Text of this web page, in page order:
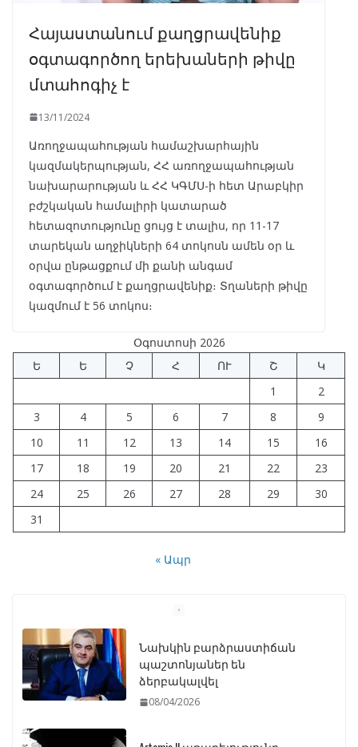
Հայաստանում քաղցրավենիք
օգտագործող երեխաների թիվը
մտահոգիչ է
13/11/2024
Առողջապահության համաշխարհային
կազմակերպության, ՀՀ առողջապահության
նախարարության և ՀՀ ԿԳՄՍ-ի հետ Արաբկիր
բժշկական համալիրի կատարած
հետազոտությունը ցույց է տալիս, որ 11-17
տարեկան աղջիկների 64 տոկոսն ամեն օր և
օրվա ընթացքում մի քանի անգամ
օգտագործում է քաղցրավենիք։ Տղաների թիվը
կազմում է 56 տոկոս։
Օգոստոսի 2026
Ե
Ե Չ Հ ՈՒ Շ
Կ
1
2
3
4 5 6 7 8
9
10
11 12 13 14 15
16
17
18 19 20 21 22
23
24
25 26 27 28 29
30
31
« Ապր
Նախկին բարձրաստիճան
պաշտոնյաներ են
ձերբակալվել
08/04/2026